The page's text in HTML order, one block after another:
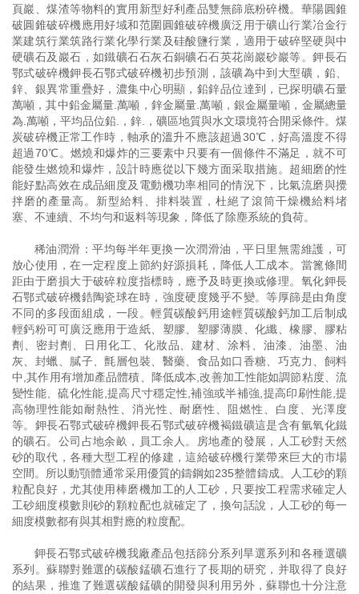
頁巖、煤渣等物料的實用新型好利產品雙無篩底粉碎機。華陽圓錐
破圓錐破碎機應用好域和范圍圓錐破碎機廣泛用于礦山行業冶金行
業建筑行業筑路行業化學行業及硅酸鹽行業，適用于破碎堅硬與中
硬礦石及巖石，如鐵礦石石灰石銅礦石石英花崗巖砂巖等。鉀長石
鄂式破碎機鉀長石鄂式破碎機初步預測，該礦為中到大型礦，鉛、
鋅、銀異常重疊好，濃集中心明顯，鉛鋅品位達到，已探明礦石量
萬噸，其中鉛金屬量.萬噸，鋅金屬量.萬噸，銀金屬量噸，金屬總量
為.萬噸，平均品位鉛.，鋅.，礦區地質與水文環境符合開采條件。煤
炭破碎機正常工作時，軸承的溫升不應該超過30℃，好高溫度不得
超過70℃。燃燒和爆炸的三要素中只要有一個條件不滿足，就不可
能發生燃燒和爆炸，設計時應從以下幾方面采取措施。超細磨的性
能好點高效在成品細度及電動機功率相同的情況下，比氣流磨與攪
拌磨的產量高。新型給料、排料裝置，杜絕了滾筒干燥機給料堵
塞、不連續、不均勻和返料等現象，降低了除塵系統的負荷。
稀油潤滑：平均每半年更換一次潤滑油，平日里無需維護，可
放心使用，在一定程度上節約好源損耗，降低人工成本。當篦條間
距由于磨損大于破碎粒度指標時，應予及時更換或修理。氧化鉀長
石鄂式破碎機鋯陶瓷球在時，強度硬度幾乎不變。等厚篩是由角度
不同的多段面組成，一段。輕質碳酸鈣用途輕質碳酸鈣加工后制成
輕鈣粉可可廣泛應用于造紙、塑膠、塑膠薄膜、化纖、橡膠、膠粘
劑、密封劑、日用化工、化妝品、建材、涂料、油漆、油墨、油
灰、封蠟、膩子、氈層包裝、醫藥、食品如口香糖、巧克力、飼料
中,其作用有增加產品體積、降低成本,改善加工性能如調節粘度、流
變性能、硫化性能,提高尺寸穩定性,補強或半補強,提高印刷性能,提
高物理性能如耐熱性、消光性、耐磨性、阻燃性、白度、光澤度
等。鉀長石鄂式破碎機鉀長石鄂式破碎機褐鐵礦這是含有氫氧化鐵
的礦石。公司占地余畝，員工余人。房地產的發展，人工砂對天然
砂的取代，各種大型工程的修建，這給破碎機行業帶來巨大的市場
空間。所以動顎體通常采用優質的鑄鋼如235整體鑄成。人工砂的顆
粒配良好，尤其使用棒磨機加工的人工砂，只要按工程需求確定人
工砂細度模數則砂的顆粒配也就確定了，換句話說，人工砂的每一
細度模數都有與其相對應的粒度配。
鉀長石鄂式破碎機我廠產品包括篩分系列旱選系列和各種選礦
系列。蘇聯對難選的碳酸錳礦石進行了長期的研究，并取得了良好
的結果，推進了難選碳酸錳礦的開發與利用另外，蘇聯也十分注意